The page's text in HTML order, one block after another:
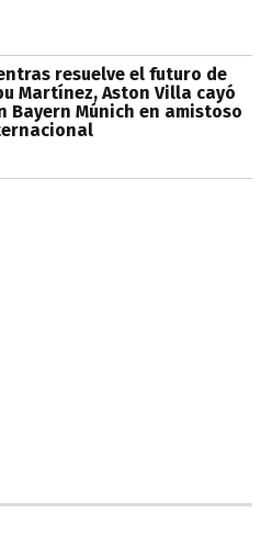
resuelve el futuro de
Martínez, Aston Villa cayó
Bayern Múnich en amistoso